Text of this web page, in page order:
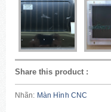
Share this product :
Nhãn: Màn Hình CNC